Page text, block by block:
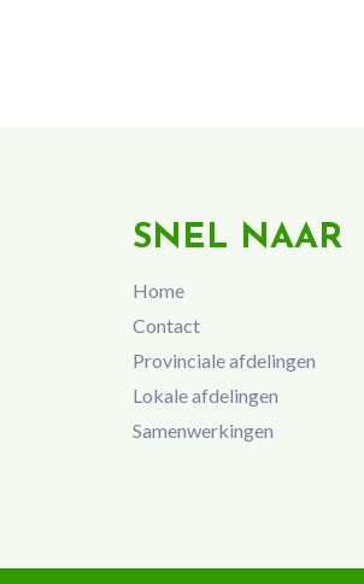
SNEL NAAR
Home
Contact
Provinciale afdelingen
Lokale afdelingen
Samenwerkingen